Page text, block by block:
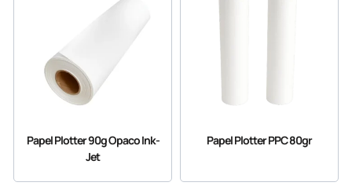
Papel Plotter 90g Opaco Ink-
Jet
Papel Plotter PPC 80gr